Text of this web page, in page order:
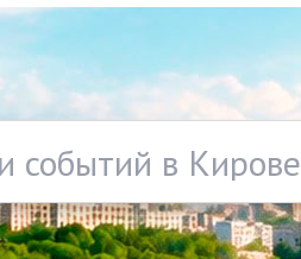
событий в Кирове